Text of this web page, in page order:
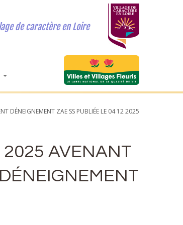
de caractère en Loire
DÉNEIGNEMENT ZAE SS PUBLIÉE LE 04 12 2025
AVENANT